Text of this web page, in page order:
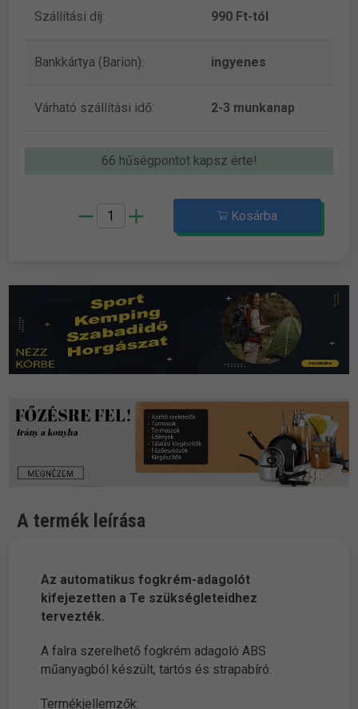
Szállítási díj: 990 Ft-tól
Bankkártya (Barion): ingyenes
Várható szállítási idő: 2-3 munkanap
66 hűségpontot kapsz érte!
Kosárba
A termék leírása
Az automatikus fogkrém-adagolót
kifejezetten a Te szükségleteidhez
tervezték.
A falra szerelhető fogkrém adagoló ABS
műanyagból készült, tartós és strapabíró.
Termékjellemzők: